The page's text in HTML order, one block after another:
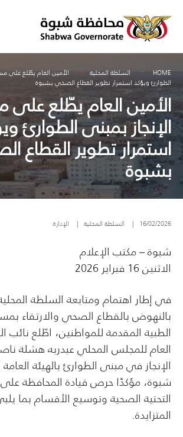
content
HOME السلطة المحلية
الأمين العام يطّلع على
الطوارئ ويؤكد استمرار تطوير القطاع الصحي بشبوة
الأمين العام يطّلع
الإنجاز بمبنى الطوارئ
استمرار تطوير القطاع
بشبوة
16/02/2026
| السلطة المحلية | الإدارة
شبوة – مكتب الإعلام
الاثنين 16 فبراير 2026
في إطار اهتمام ومتابعة السلطة
بالنهوض بالقطاع الصحي والارتقاء
الطبية المقدمة للمواطنين، اطّلع نائب
العام للمجلس المحلي عبدربه هشلة
الإنجاز في مبنى الطوارئ بالهيئة
شبوة، مؤكدًا حرص قيادة المحافظة على
التحتية الصحية وتوسيع الأقسام بما
المتزايدة.
for: